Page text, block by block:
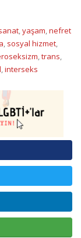
,yaşam,nefret
, sosyal hizmet,
,trans,
,interseks